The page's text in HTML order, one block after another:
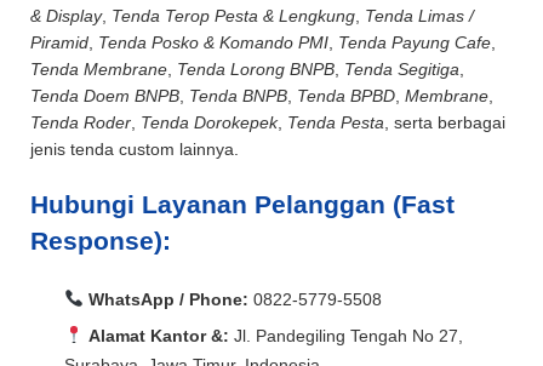
& Display, Tenda Terop Pesta & Lengkung Tenda Limas /
Piramid Tenda Posko & Komando PMI Tenda Payung Cafe
Tenda Membrane Tenda Lorong BNPB Tenda Segitiga
Tenda Doem BNPB Tenda BNPB Tenda BPBD Membrane
Tenda Roder Tenda Dorokepek, Tenda Pesta , serta berbagai
jenis tenda custom lainnya.
Hubungi Layanan Pelanggan (Fast
Response):
WhatsApp / Phone: 0822-5779-5508
Alamat Kantor &: Jl. Pandegiling Tengah No 27,